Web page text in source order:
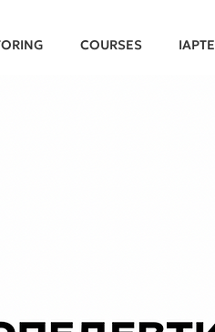
COURSES IAPTE